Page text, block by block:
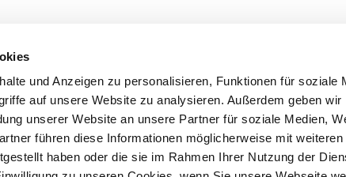
und Anzeigen zu personalisieren, Funktionen für soziale
auf unsere Website zu analysieren. Außerdem geben wir
unserer Website an unsere Partner für soziale Medien,
führen diese Informationen möglicherweise mit weiteren
haben oder die sie im Rahmen Ihrer Nutzung der